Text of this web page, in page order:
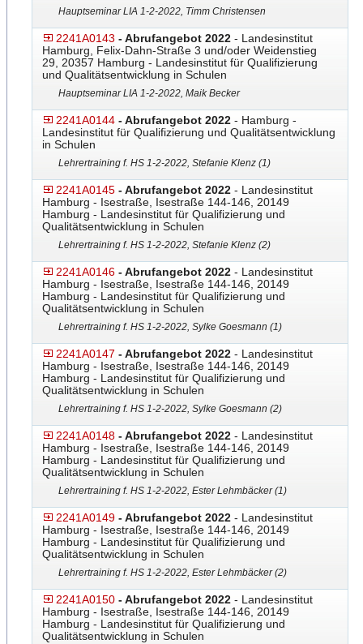
Hauptseminar LIA 1-2-2022, Timm Christensen
2241A0143 - Abrufangebot 2022 - Landesinstitut
Hamburg, Felix-Dahn-Straße 3 und/oder Weidenstieg
29, 20357 Hamburg - Landesinstitut für Qualifizierung
und Qualitätsentwicklung in Schulen
Hauptseminar LIA 1-2-2022, Maik Becker
2241A0144 - Abrufangebot 2022 - Hamburg -
Landesinstitut für Qualifizierung und Qualitätsentwicklung
in Schulen
Lehrertraining f. HS 1-2-2022, Stefanie Klenz (1)
2241A0145 - Abrufangebot 2022 - Landesinstitut
Hamburg - Isestraße, Isestraße 144-146, 20149
Hamburg - Landesinstitut für Qualifizierung und
Qualitätsentwicklung in Schulen
Lehrertraining f. HS 1-2-2022, Stefanie Klenz (2)
2241A0146 - Abrufangebot 2022 - Landesinstitut
Hamburg - Isestraße, Isestraße 144-146, 20149
Hamburg - Landesinstitut für Qualifizierung und
Qualitätsentwicklung in Schulen
Lehrertraining f. HS 1-2-2022, Sylke Goesmann (1)
2241A0147 - Abrufangebot 2022 - Landesinstitut
Hamburg - Isestraße, Isestraße 144-146, 20149
Hamburg - Landesinstitut für Qualifizierung und
Qualitätsentwicklung in Schulen
Lehrertraining f. HS 1-2-2022, Sylke Goesmann (2)
2241A0148 - Abrufangebot 2022 - Landesinstitut
Hamburg - Isestraße, Isestraße 144-146, 20149
Hamburg - Landesinstitut für Qualifizierung und
Qualitätsentwicklung in Schulen
Lehrertraining f. HS 1-2-2022, Ester Lehmbäcker (1)
2241A0149 - Abrufangebot 2022 - Landesinstitut
Hamburg - Isestraße, Isestraße 144-146, 20149
Hamburg - Landesinstitut für Qualifizierung und
Qualitätsentwicklung in Schulen
Lehrertraining f. HS 1-2-2022, Ester Lehmbäcker (2)
2241A0150 - Abrufangebot 2022 - Landesinstitut
Hamburg - Isestraße, Isestraße 144-146, 20149
Hamburg - Landesinstitut für Qualifizierung und
Qualitätsentwicklung in Schulen